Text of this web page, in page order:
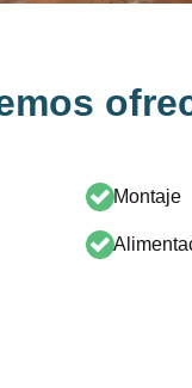
Montaje​